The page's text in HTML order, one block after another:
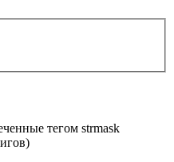
тегом strmask